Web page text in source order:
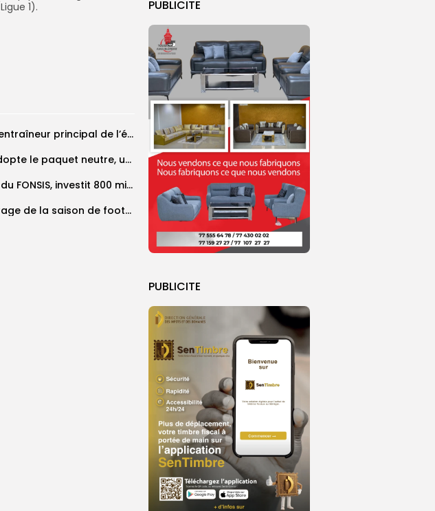
PUBLICITE
PUBLICITE
1).
Sellé Dieng nommé entraîneur principal de l’équipe première ‎du Jaraaf (club)
La Côte d’Ivoire adopte le paquet neutre, un outil de renforcement de...
We! Fund, une filiale du FONSIS, investit 800 millions de francs CFA...
‎La FSF fixe le démarrage de la saison de football au 30...